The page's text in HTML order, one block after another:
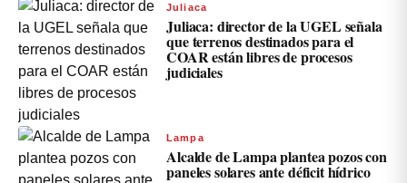
Juliaca
Juliaca: director de la UGEL señala
que terrenos destinados para el
COAR están libres de procesos
judiciales
Lampa
Alcalde de Lampa plantea pozos con
paneles solares ante déficit hídrico